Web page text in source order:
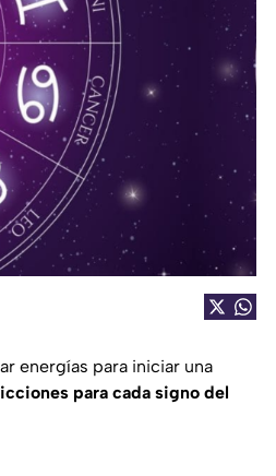
energías para iniciar una
para cada signo del